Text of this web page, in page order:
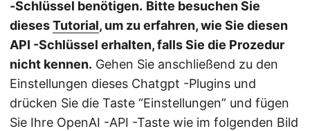
-Schlüssel benötigen. Bitte besuchen Sie
diesesTutorial, um zu erfahren, wie Sie diesen
API -Schlüssel erhalten, falls Sie die Prozedur
nicht kennen. Gehen Sie anschließend zu den
Einstellungen dieses Chatgpt -Plugins und
drücken Sie die Taste “Einstellungen” und fügen
Sie Ihre OpenAI -API -Taste wie im folgenden Bild